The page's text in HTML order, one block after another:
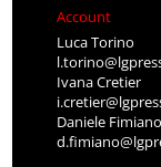
Account
Luca Torino
Ivana Cretier
Daniele Fimiano